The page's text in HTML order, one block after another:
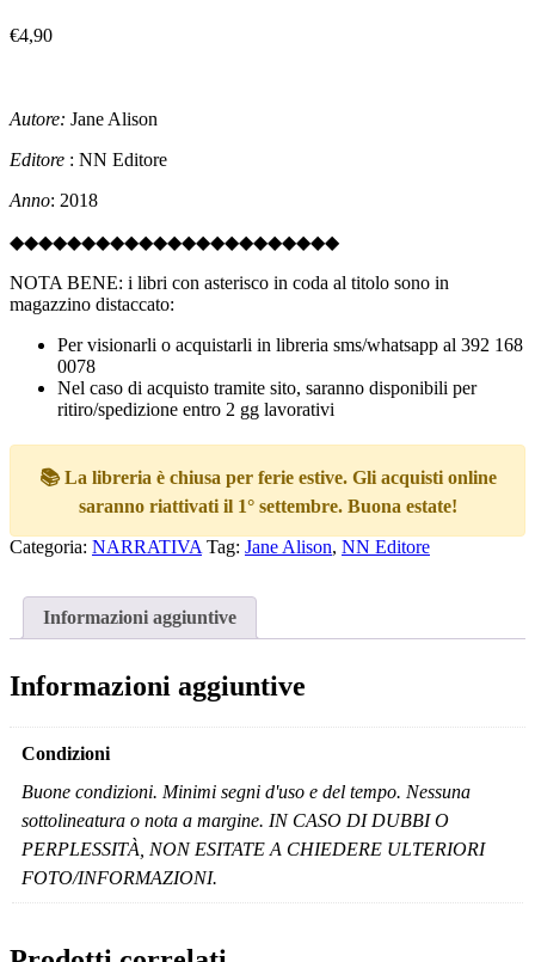
€4,90
Autore: Jane Alison
Editore : NN Editore
Anno: 2018
◆◆◆◆◆◆◆◆◆◆◆◆◆◆◆◆◆◆◆◆◆◆◆
NOTA BENE: i libri con asterisco in coda al titolo sono in
magazzino distaccato:
Per visionarli o acquistarli in libreria sms/whatsapp al 392 168
0078
Nel caso di acquisto tramite sito, saranno disponibili per
ritiro/spedizione entro 2 gg lavorativi
📚 La libreria è chiusa per ferie estive. Gli acquisti online
saranno riattivati il 1° settembre. Buona estate!
Categoria: NARRATIVA Tag: Jane Alison, NN Editore
Informazioni aggiuntive
Informazioni aggiuntive
Condizioni
Buone condizioni. Minimi segni d'uso e del tempo. Nessuna
sottolineatura o nota a margine. IN CASO DI DUBBI O
PERPLESSITÀ, NON ESITATE A CHIEDERE ULTERIORI
FOTO/INFORMAZIONI.